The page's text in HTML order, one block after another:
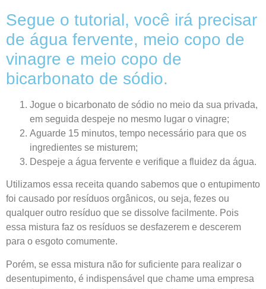
Segue o tutorial, você irá precisar
de água fervente, meio copo de
vinagre e meio copo de
bicarbonato de sódio.
Jogue o bicarbonato de sódio no meio da sua privada,
em seguida despeje no mesmo lugar o vinagre;
Aguarde 15 minutos, tempo necessário para que os
ingredientes se misturem;
Despeje a água fervente e verifique a fluidez da água.
Utilizamos essa receita quando sabemos que o entupimento
foi causado por resíduos orgânicos, ou seja, fezes ou
qualquer outro resíduo que se dissolve facilmente. Pois
essa mistura faz os resíduos se desfazerem e descerem
para o esgoto comumente.
Porém, se essa mistura não for suficiente para realizar o
desentupimento, é indispensável que chame uma empresa